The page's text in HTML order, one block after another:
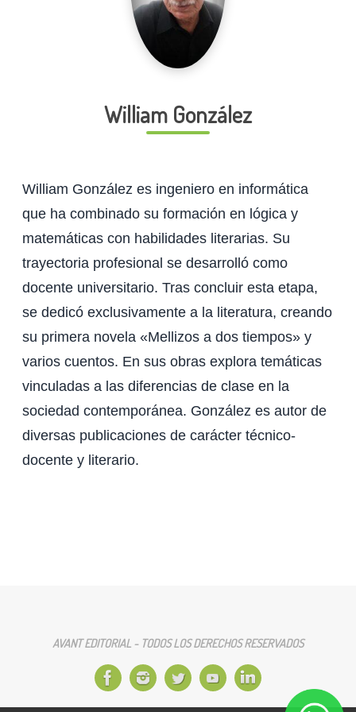
William González
William González es ingeniero en informática
que ha combinado su formación en lógica y
matemáticas con habilidades literarias. Su
trayectoria profesional se desarrolló como
docente universitario. Tras concluir esta etapa,
se dedicó exclusivamente a la literatura, creando
su primera novela «Mellizos a dos tiempos» y
varios cuentos. En sus obras explora temáticas
vinculadas a las diferencias de clase en la
sociedad contemporánea. González es autor de
diversas publicaciones de carácter técnico-
docente y literario.
AVANT EDITORIAL - TODOS LOS DERECHOS RESERVADOS